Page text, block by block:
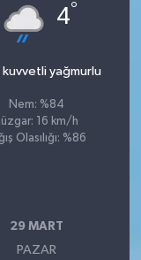
4°
yağmurlu
Nem: %84
16 km/h
Olasılığı: %86
29 MART
PAZAR